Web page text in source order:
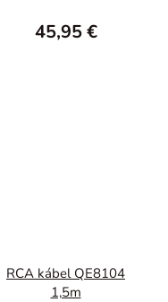
45,95 €
RCA kábel QE8104
1,5m